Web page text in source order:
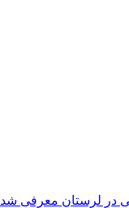
در لرستان معرفی شد